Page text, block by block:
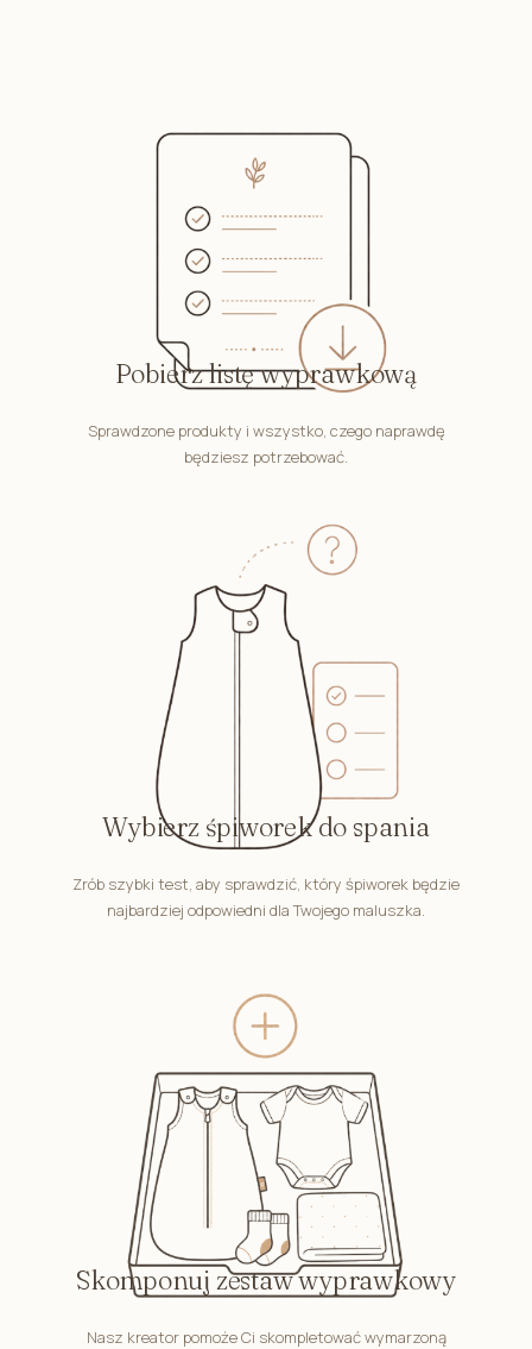
Pobierz listę wyprawkową
Sprawdzone produkty i wszystko, czego naprawdę
będziesz potrzebować.
Wybierz śpiworek do spania
Zrób szybki test, aby sprawdzić, który śpiworek będzie
najbardziej odpowiedni dla Twojego maluszka.
Skomponuj zestaw wyprawkowy
Nasz kreator pomoże Ci skompletować wymarzoną